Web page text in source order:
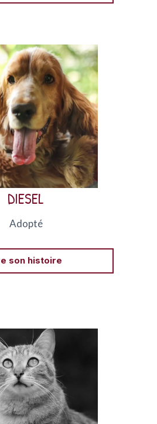
DIESEL
Adopté
né en 2010 qui avait été placé
cause d’agressivité.
son histoire
Bengal né en 2014, sauvé de
un grave accident. A dû être